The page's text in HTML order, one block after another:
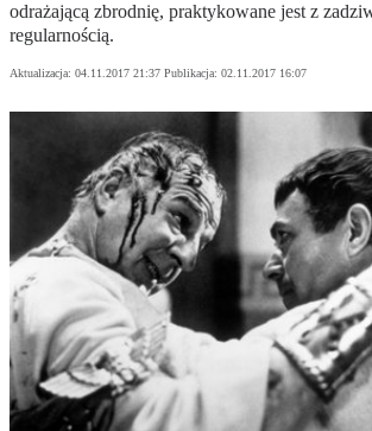
odrażającą zbrodnię, praktykowane jest z
regularnością.
Aktualizacja: 04.11.2017 21:37 Publikacja: 02.11.2017 16:07